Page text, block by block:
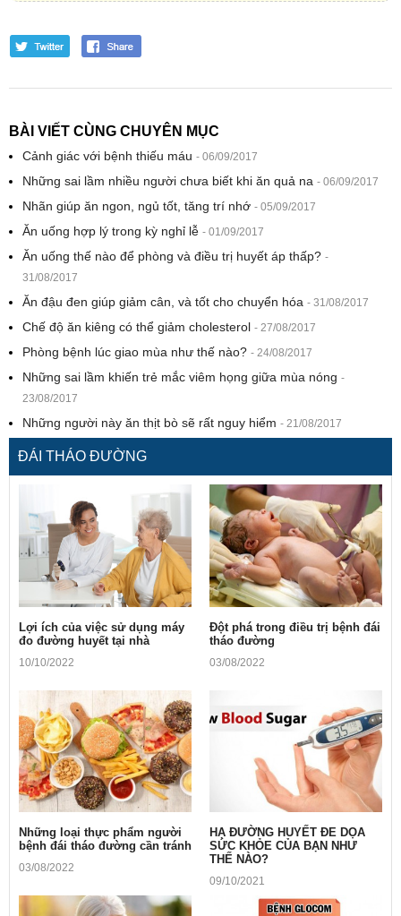
BÀI VIẾT CÙNG CHUYÊN MỤC
Cảnh giác với bệnh thiếu máu - 06/09/2017
Những sai lầm nhiều người chưa biết khi ăn quả na - 06/09/2017
Nhãn giúp ăn ngon, ngủ tốt, tăng trí nhớ - 05/09/2017
Ăn uống hợp lý trong kỳ nghỉ lễ - 01/09/2017
Ăn uống thế nào để phòng và điều trị huyết áp thấp? -
31/08/2017
Ăn đậu đen giúp giảm cân, và tốt cho chuyển hóa - 31/08/2017
Chế độ ăn kiêng có thể giảm cholesterol - 27/08/2017
Phòng bệnh lúc giao mùa như thế nào? - 24/08/2017
Những sai lầm khiến trẻ mắc viêm họng giữa mùa nóng -
23/08/2017
Những người này ăn thịt bò sẽ rất nguy hiểm - 21/08/2017
ĐÁI THÁO ĐƯỜNG
Lợi ích của việc sử dụng máy
đo đường huyết tại nhà
10/10/2022
Ðột phá trong điều trị bệnh đái
tháo đường
03/08/2022
Những loại thực phẩm người
bệnh đái tháo đường cần tránh
03/08/2022
HẠ ĐƯỜNG HUYẾT ĐE DỌA
SỨC KHỎE CỦA BẠN NHƯ
THẾ NÀO?
09/10/2021